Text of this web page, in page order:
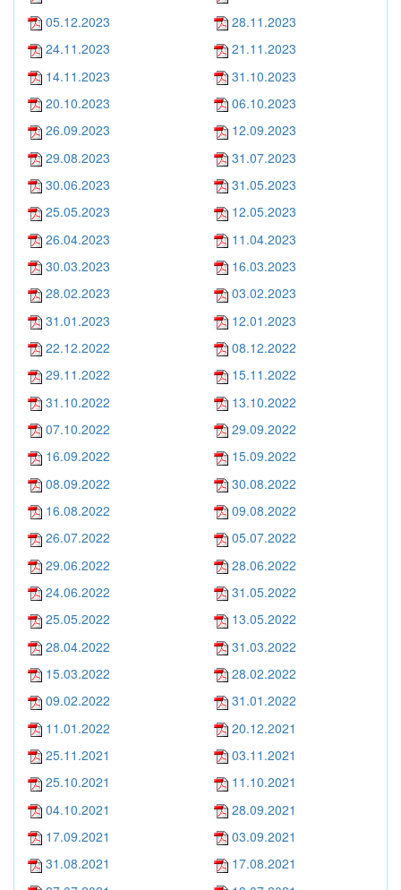
05.12.2023
28.11.2023
24.11.2023
21.11.2023
14.11.2023
31.10.2023
20.10.2023
06.10.2023
26.09.2023
12.09.2023
29.08.2023
31.07.2023
30.06.2023
31.05.2023
25.05.2023
12.05.2023
26.04.2023
11.04.2023
30.03.2023
16.03.2023
28.02.2023
03.02.2023
31.01.2023
12.01.2023
22.12.2022
08.12.2022
29.11.2022
15.11.2022
31.10.2022
13.10.2022
07.10.2022
29.09.2022
16.09.2022
15.09.2022
08.09.2022
30.08.2022
16.08.2022
09.08.2022
26.07.2022
05.07.2022
29.06.2022
28.06.2022
24.06.2022
31.05.2022
25.05.2022
13.05.2022
28.04.2022
31.03.2022
15.03.2022
28.02.2022
09.02.2022
31.01.2022
11.01.2022
20.12.2021
25.11.2021
03.11.2021
25.10.2021
11.10.2021
04.10.2021
28.09.2021
17.09.2021
03.09.2021
31.08.2021
17.08.2021